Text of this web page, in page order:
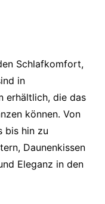
Schlafkomfort,
in
erhältlich, die das
können. Von
bis hin zu
Daunenkissen
Eleganz in den